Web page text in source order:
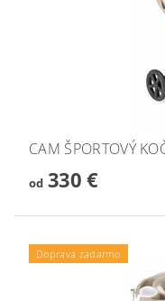
CAM ŠPORTOVÝ
od330 €
Doprava zadarmo